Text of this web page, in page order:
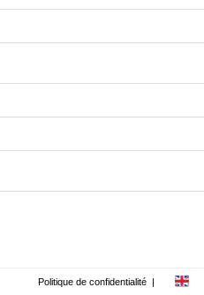
Politique de confidentialité |